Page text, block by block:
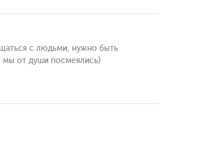
с людьми, нужно быть
мы от души посмеялись)